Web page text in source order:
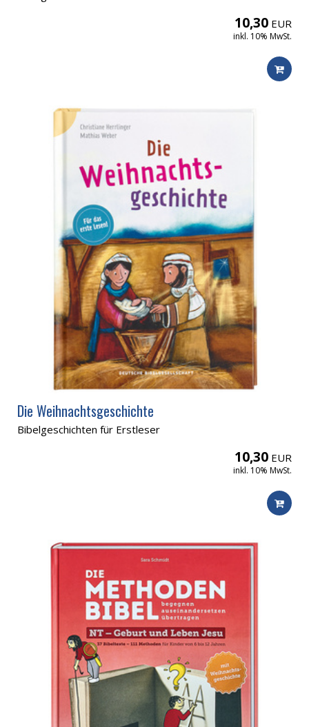
10,30 EUR
inkl. 10% MwSt.
Die Weihnachtsgeschichte
Bibelgeschichten für Erstleser
10,30 EUR
inkl. 10% MwSt.